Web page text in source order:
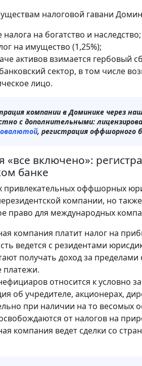
налоговой гавани
налога на богатство и наследство;
на имущество (1,25%);
активов взимается гербовый
сектор, в том числе
лицо.
компании в Доминике через
с дополнительными:
, регистрация оффшорного
«все включено»:
банке
привлекательных оффшорных
компании, но
право для международных
компания платит налог на
ведется с резидентами
получать доход за
платежи.
относится к условно
об учредителе, акционерах,
при наличии на то весомых
от налогов на
компания ведет сделки со